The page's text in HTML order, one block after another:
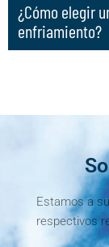
¿Cómo elegir
enfriamiento?
Estamos a
respectivos